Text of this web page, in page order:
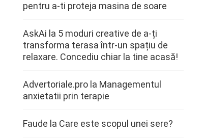
pentru a-ti proteja masina de soare
AskAi la 5 moduri creative de a-ți
transforma terasa într-un spațiu de
relaxare. Concediu chiar la tine acasă!
Advertoriale.pro la Managementul
anxietatii prin terapie
Faude la Care este scopul unei sere?